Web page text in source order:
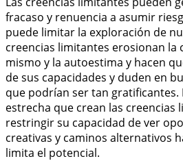
fracaso y renuencia a asumir
puede limitar la exploración de
creencias limitantes erosionan la
mismo y la autoestima y hacen
de sus capacidades y duden en
que podrían ser tan gratificantes.
estrecha que crean las creencias
restringir su capacidad de ver
creativas y caminos alternativos
limita el potencial.